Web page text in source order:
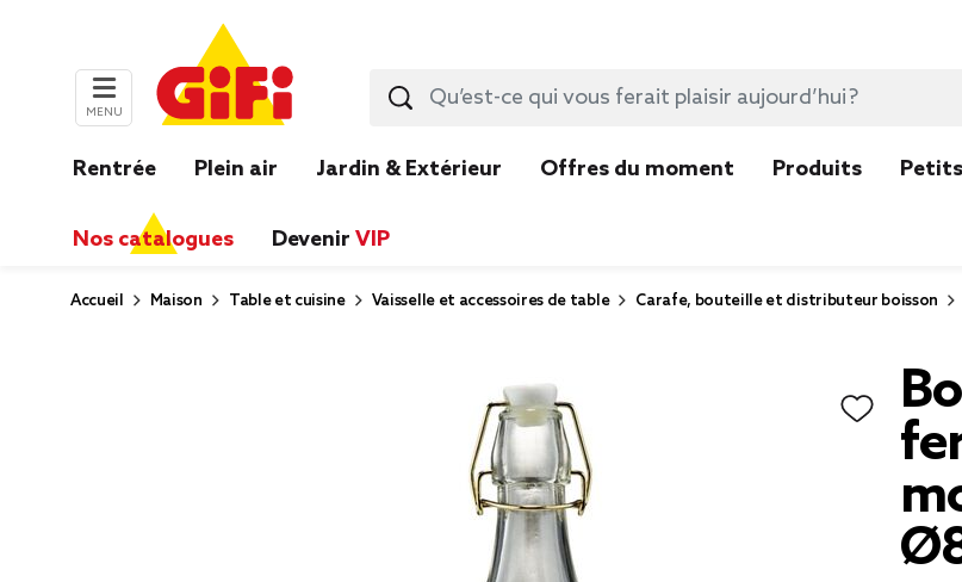
MENU
Rentrée Plein air Jardin & Extérieur Offres du moment Produits
Nos catalogues Devenir VIP
Accueil Maison Table et cuisine Vaisselle et accessoires de table Carafe, bouteille et distributeur boisson